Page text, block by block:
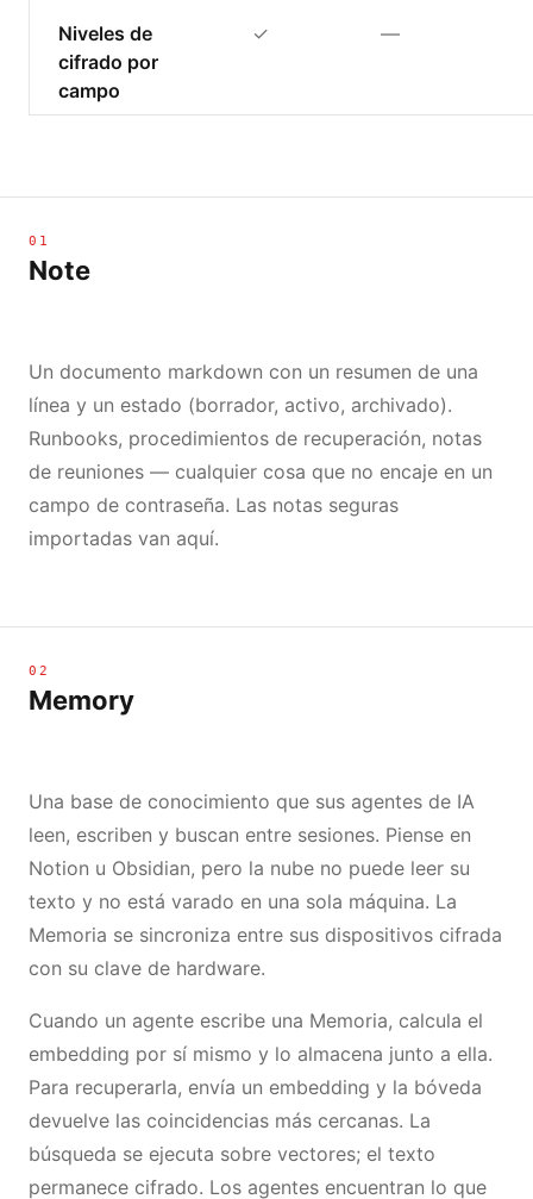
Niveles de
cifrado por
campo
✓ —
01
Note
Un documento markdown con un resumen de una
línea y un estado (borrador, activo, archivado).
Runbooks, procedimientos de recuperación, notas
de reuniones — cualquier cosa que no encaje en un
campo de contraseña. Las notas seguras
importadas van aquí.
02
Memory
Una base de conocimiento que sus agentes de IA
leen, escriben y buscan entre sesiones. Piense en
Notion u Obsidian, pero la nube no puede leer su
texto y no está varado en una sola máquina. La
Memoria se sincroniza entre sus dispositivos cifrada
con su clave de hardware.
Cuando un agente escribe una Memoria, calcula el
embedding por sí mismo y lo almacena junto a ella.
Para recuperarla, envía un embedding y la bóveda
devuelve las coincidencias más cercanas. La
búsqueda se ejecuta sobre vectores; el texto
permanece cifrado. Los agentes encuentran lo que